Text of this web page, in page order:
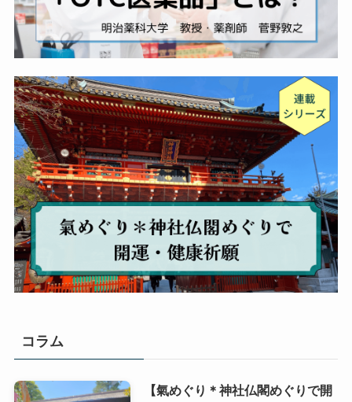
コラム
【氣めぐり＊神社仏閣めぐりで開